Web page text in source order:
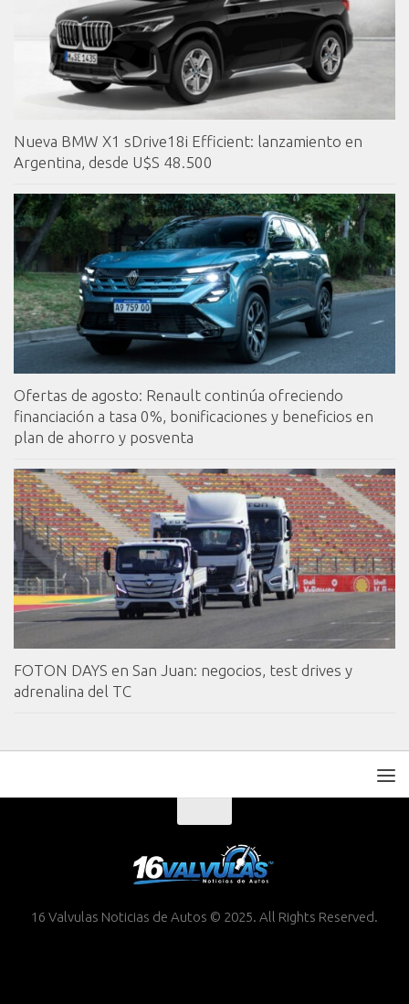
Nueva BMW X1 sDrive18i Efficient: lanzamiento en
Argentina, desde U$S 48.500
Ofertas de agosto: Renault continúa ofreciendo
financiación a tasa 0%, bonificaciones y beneficios en
plan de ahorro y posventa
FOTON DAYS en San Juan: negocios, test drives y
adrenalina del TC
16 Valvulas Noticias de Autos © 2025. All Rights Reserved.